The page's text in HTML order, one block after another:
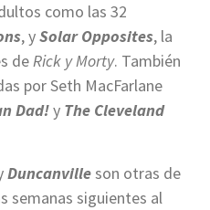
como las 32
, ySolar Opposites, la
deRick y Morty. También
por Seth MacFarlane
Dad!y The Cleveland
Duncanvilleson otras de
semanas siguientes al